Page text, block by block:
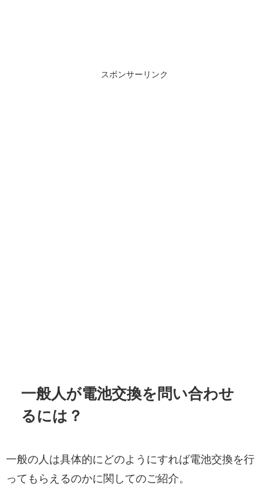
スポンサーリンク
一般人が電池交換を問い合わせ
るには？
一般の人は具体的にどのようにすれば電池交換を行
ってもらえるのかに関してのご紹介。